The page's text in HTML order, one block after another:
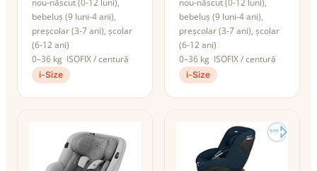
bebeluș (9 luni-4 ani),
preșcolar (3-7 ani), școlar
(6-12 ani)
0–36 kg ISOFIX / centură
i-Size
bebeluș (9 luni-4 ani),
preșcolar (3-7 ani), școlar
(6-12 ani)
0–36 kg ISOFIX / centură
i-Size